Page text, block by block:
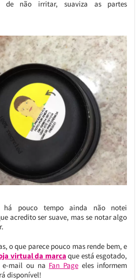
de não irritar, suaviza as partes
há pouco tempo ainda não notei
acredito ser suave, mas se notar algo
o que parece pouco mas rende bem, e
virtual da marca que está esgotado,
e-mail ou na Fan Page eles informem
disponível!